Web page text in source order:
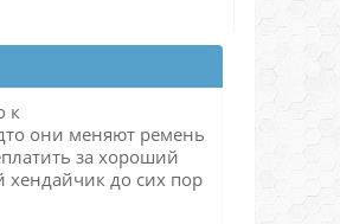
к
они меняют ремень
за хороший
хендайчик до сих пор